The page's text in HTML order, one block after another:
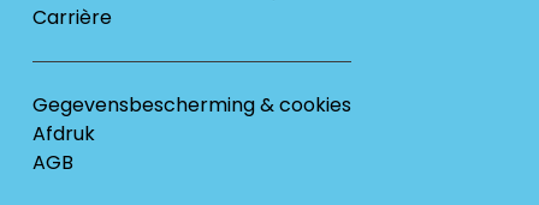
Carrière
Gegevensbescherming & cookies
Afdruk
AGB